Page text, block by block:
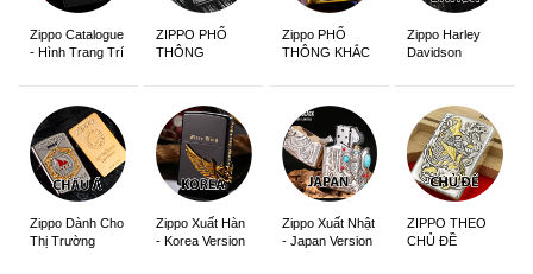
Zippo Catalogue
- Hình Trang Trí
ZIPPO PHỔ
THÔNG
Zippo PHỔ
THÔNG KHẮC
Zippo Harley
Davidson
Zippo Dành Cho
Thị Trường
Zippo Xuất Hàn
- Korea Version
Zippo Xuất Nhật
- Japan Version
ZIPPO THEO
CHỦ ĐỀ